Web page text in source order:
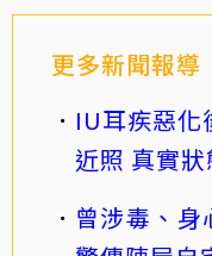
更多新聞報導
IU耳疾惡化
近照 真實
曾涉毒、